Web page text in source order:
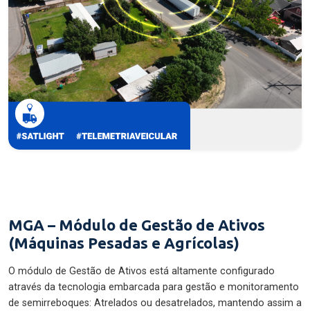
MGA – Módulo de Gestão de Ativos
(Máquinas Pesadas e Agrícolas)
O módulo de Gestão de Ativos está altamente configurado
através da tecnologia embarcada para gestão e monitoramento
de semirreboques: Atrelados ou desatrelados, mantendo assim a